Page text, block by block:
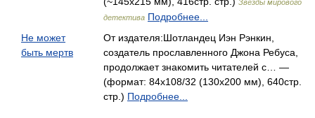
Звезды мирового
детектива Подробнее...
Не может
быть мертв
От издателя:Шотландец Иэн Рэнкин,
создатель прославленного Джона Ребуса,
продолжает знакомить читателей с… —
(формат: 84x108/32 (130х200 мм), 640стр.
стр.) Подробнее...